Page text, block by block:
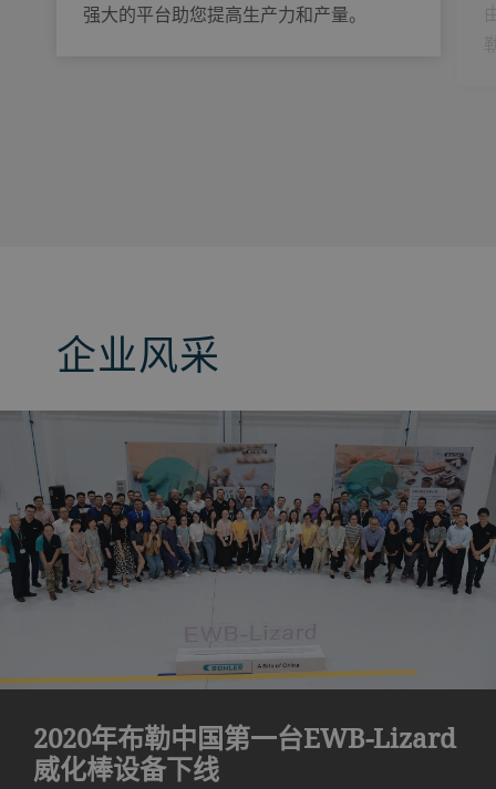
强大的平台助您提高生产力和产量。
企业风采
2020年布勒中国第一台EWB-Lizard
威化棒设备下线